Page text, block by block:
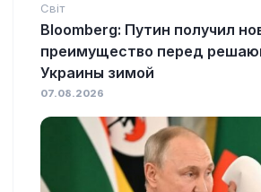
Світ
Bloomberg: Путин получил
преимущество перед
Украины зимой
07.08.2026